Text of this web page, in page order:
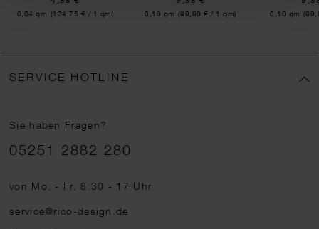
Inhalt:
0,04 qm (124,75 € / 1 qm) Inhalt:
0,10 qm (99,90 € / 1 qm) Inhalt:
0,10 qm
SERVICE HOTLINE
Sie haben Fragen?
Telefonnummer
05251 2882 280
von Mo. - Fr. 8:30 - 17 Uhr
service@rico-design.de